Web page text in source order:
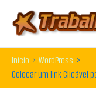
para
o
conteúdo
Início
WordPress
Colocar um link Clicável